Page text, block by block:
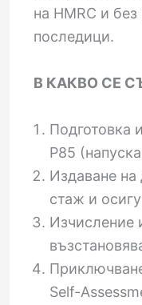
на HMRC и
последици.
В КАКВО СЕ
Подготовка
P85
Издаване на
стаж и
Изчисление
Self-